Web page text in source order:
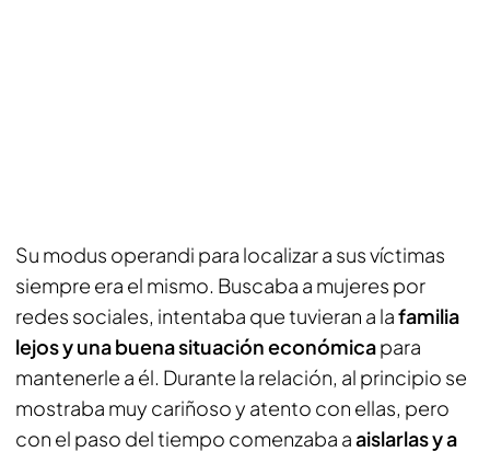
Su modus operandi para localizar a sus víctimas
siempre era el mismo. Buscaba a mujeres por
redes sociales, intentaba que tuvieran a lafamilia
lejos y una buena situación económicapara
mantenerle a él. Durante la relación, al principio se
mostraba muy cariñoso y atento con ellas, pero
con el paso del tiempo comenzaba aaislarlas y a